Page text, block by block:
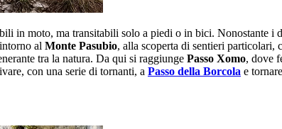
in moto, ma transitabili solo a piedi o in bici. Nonostante i
al Monte Pasubio, alla scoperta di sentieri particolari,
tra la natura. Da qui si raggiunge Passo Xomo, dove
con una serie di tornanti, a Passo della Borcola e